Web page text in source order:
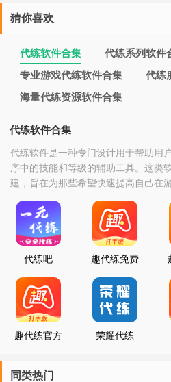
猜你喜欢
代练软件合集
代练系列软件
专业游戏代练软件合集
代练
海量代练资源软件合集
代练软件合集
代练软件是一种专门设计用于帮助用
序中的技能和等级的辅助工具。这类
建，旨在为那些希望快速提高自己在
没有时间亲自投入大量精力进行游戏
工作方式通常是通过模拟人类玩家的
务、战斗或其他活动。这样的软件可
能技术，使其能够适应游戏环境的变
代练吧
趣代练免费
趣代练官方
荣耀代练
同类热门